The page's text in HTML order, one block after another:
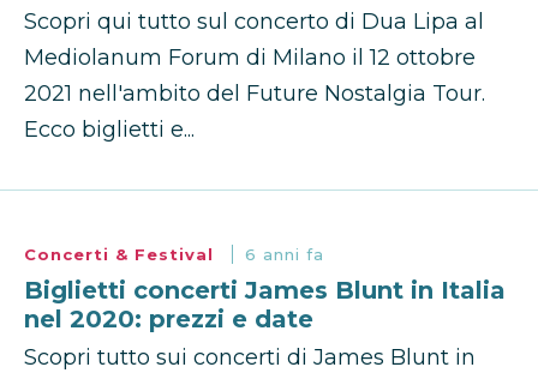
Scopri qui tutto sul concerto di Dua Lipa al
Mediolanum Forum di Milano il 12 ottobre
2021 nell'ambito del Future Nostalgia Tour.
Ecco biglietti e...
Concerti & Festival 6 anni fa
Biglietti concerti James Blunt in Italia
nel 2020: prezzi e date
Scopri tutto sui concerti di James Blunt in